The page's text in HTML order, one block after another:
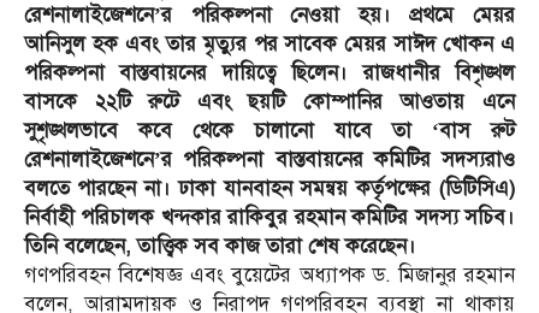
রেশনালাইজেশনে’র পরিকল্পনা নেওয়া হয়। প্রথমে মেয়র
আনিসুল হক এবং তার মৃত্যুর পর সাবেক মেয়র সাঈদ খোকন এ
পরিকল্পনা বাস্তবায়নের দায়িত্বে ছিলেন। রাজধানীর বিশৃঙ্খল
বাসকে ২২টি রুটে এবং ছয়টি কোম্পানির আওতায় এনে
সুশৃঙ্খলভাবে কবে থেকে চালানো যাবে তা ‘বাস রুট
রেশনালাইজেশনে’র পরিকল্পনা বাস্তবায়নের কমিটির সদস্যরাও
বলতে পারছেন না। ঢাকা যানবাহন সমন্বয় কর্তৃপক্ষের (ডিটিসিএ)
নির্বাহী পরিচালক খন্দকার রাকিবুর রহমান কমিটির সদস্য সচিব।
তিনি বলেছেন, তাত্ত্বিক সব কাজ তারা শেষ করেছেন।
গণপরিবহন বিশেষজ্ঞ এবং বুয়েটের অধ্যাপক ড. মিজানুর রহমান
বলেন, আরামদায়ক ও নিরাপদ গণপরিবহন ব্যবস্থা না থাকায়